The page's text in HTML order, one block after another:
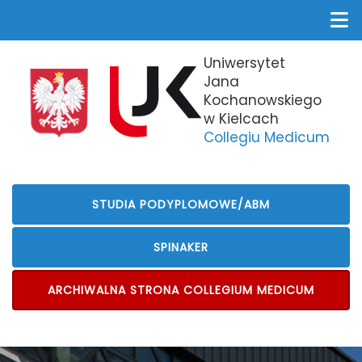
Uniwersytet
Jana
Kochanowskiego
w Kielcach
Collegiu Medicum
STUDIA PODYPLOMOWE/ABM
SPINAKER
ARCHIWALNA STRONA COLLEGIUM MEDICUM